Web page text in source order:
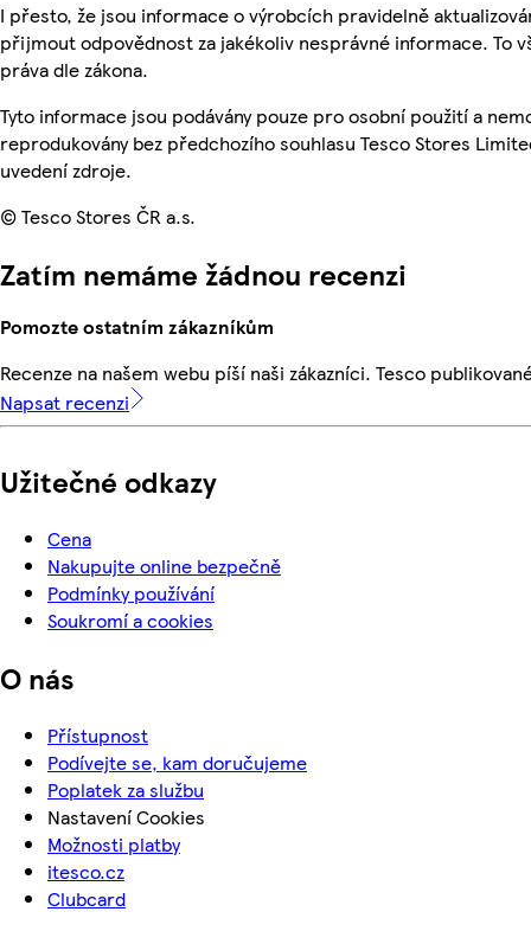
I přesto, že jsou informace o výrobcích pravidelně
přijmout odpovědnost za jakékoliv nesprávné informace. To
práva dle zákona.
Tyto informace jsou podávány pouze pro osobní použití a
reprodukovány bez předchozího souhlasu Tesco Stores
uvedení zdroje.
© Tesco Stores ČR a.s.
Zatím nemáme žádnou recenzi
Pomozte ostatním zákazníkům
Recenze na našem webu píší naši zákazníci. Tesco
Napsat recenzi
Užitečné odkazy
Cena
Nakupujte online bezpečně
Podmínky používání
Soukromí a cookies
O nás
Přístupnost
Podívejte se, kam doručujeme
Poplatek za službu
Nastavení Cookies
Možnosti platby
itesco.cz
Clubcard